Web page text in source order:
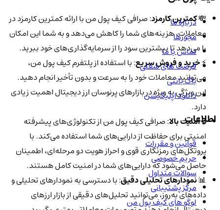
💸کمترین کارمزد: صرافی کیف پول من با ارائه کمترین کارمزد در
معاملات، هزینه‌های شما را کاهش می‌دهد و به شما این امکان
را می‌دهد تا بیشترین سود را از سرمایه‌گذاری‌های خود ببرید.
⚡️خرید و فروش سریع: با استفاده از پلتفرم کیف پول من،
می‌توانید معاملات خود را به سرعت و بدون تأخیر انجام دهید.
این ویژگی به ویژه در بازارهای پرنوسان ارز دیجیتال اهمیت زیادی
دارد.
🔒امنیت بالا: صرافی کیف پول من از تکنولوژی‌های پیشرفته
امنیتی برای حفاظت از دارایی‌های شما استفاده می‌کند. با
پروتکل‌های رمزنگاری قوی و احراز هویت دو مرحله‌ای، اطمینان
حاصل می‌شود که دارایی‌های شما در امنیت کامل هستند.
📊نمودارهای تحلیلی دقیق: با دسترسی به نمودارهای تحلیلی و
داده‌های به‌روز، می‌توانید تحلیل‌های دقیقی از بازار ارزهای
درباره ما
مجوزها
تماس با ما
فرصت های شغلی
باگ بانتی
دانلود اپلیکیشن
اطلاعات
قوانین و مقررات
حریم خصوصی
سوالات متداول
مرکز پشتیبانی
لوگو های کیف پول من